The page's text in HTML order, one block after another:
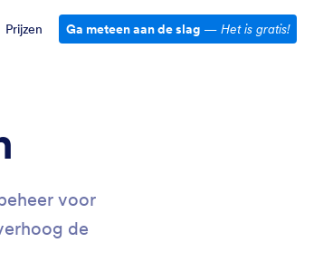
Prijzen Ga meteen aan de slag — Het is gratis!
voor
de